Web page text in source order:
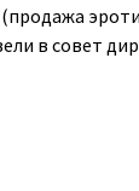
в совет